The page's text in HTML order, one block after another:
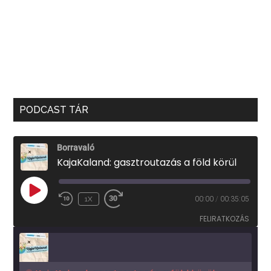
PODCAST TÁR
Borravaló
KajaKaland: gasztroutazás a föld körül
PLAY
EPISODE
1X 00:00 / 00:35:05
FELIRATKOZÁS